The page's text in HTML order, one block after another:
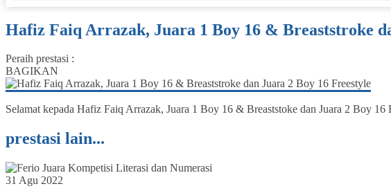
Hafiz Faiq Arrazak, Juara 1 Boy 16 & Breaststroke
Peraih prestasi :
BAGIKAN
Selamat kepada Hafiz Faiq Arrazak, Juara 1 Boy 16 & Breaststoke dan Juara 2 Boy 16
prestasi lain...
31 Agu 2022